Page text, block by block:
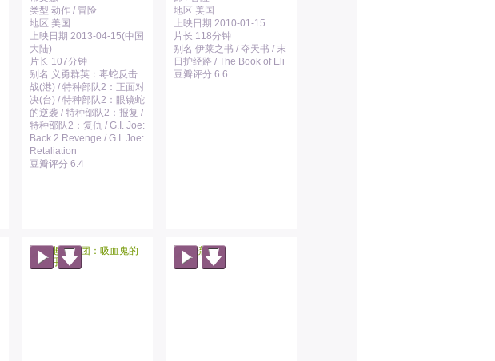
类型 动作 / 冒险
地区 美国
上映日期 2013-04-15(中国
大陆)
片长 107分钟
别名 义勇群英：毒蛇反击
战(港) / 特种部队2：正面对
决(台) / 特种部队2：眼镜蛇
的逆袭 / 特种部队2：报复 /
特种部队2：复仇 / G.I. Joe:
Back 2 Revenge / G.I. Joe:
Retaliation
豆瓣评分 6.4
地区 美国
上映日期 2010-01-15
片长 118分钟
别名 伊莱之书 / 夺天书 / 末
日护经路 / The Book of Eli
豆瓣评分 6.6